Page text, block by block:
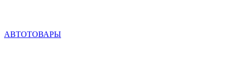
АВТОТОВАРЫ